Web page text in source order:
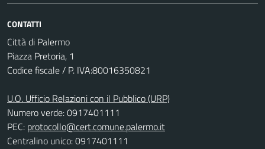
CONTATTI
Città di Palermo
Piazza Pretoria, 1
Codice fiscale / P. IVA:80016350821
U.O. Ufficio Relazioni con il Pubblico (URP)
Numero verde: 0917401111
PEC: protocollo@cert.comune.palermo.it
Centralino unico: 0917401111